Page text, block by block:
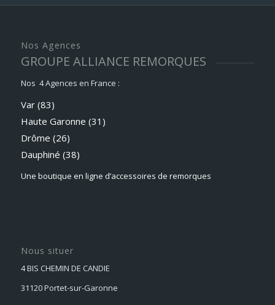
1968,00 €. 1830,00 €.
Nos Agences
GROUPE ALLIANCE REMORQUES
Nos 4 Agences en France :
Var (83)
Haute Garonne (31)
Drôme (26)
Dauphiné (38)
Une boutique en ligne d’accessoires de remorques
Nous situer
4 BIS CHEMIN DE CANDIE
31120 Portet-sur-Garonne